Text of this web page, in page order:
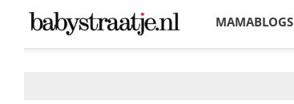
MAMABLOGS